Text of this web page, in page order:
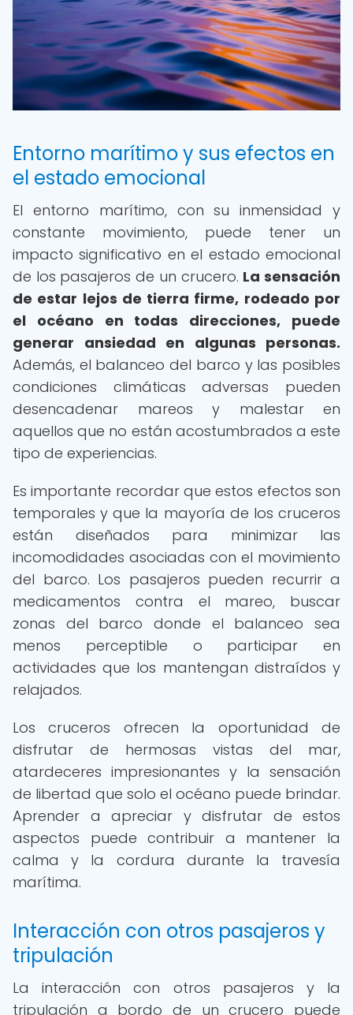
Entorno marítimo y sus efectos en
el estado emocional
El entorno marítimo, con su inmensidad y
constante movimiento, puede tener un
impacto significativo en el estado emocional
de los pasajeros de un crucero. La sensación
de estar lejos de tierra firme, rodeado por
el océano en todas direcciones, puede
generar ansiedad en algunas personas.
Además, el balanceo del barco y las posibles
condiciones climáticas adversas pueden
desencadenar mareos y malestar en
aquellos que no están acostumbrados a este
tipo de experiencias.
Es importante recordar que estos efectos son
temporales y que la mayoría de los cruceros
están diseñados para minimizar las
incomodidades asociadas con el movimiento
del barco. Los pasajeros pueden recurrir a
medicamentos contra el mareo, buscar
zonas del barco donde el balanceo sea
menos perceptible o participar en
actividades que los mantengan distraídos y
relajados.
Los cruceros ofrecen la oportunidad de
disfrutar de hermosas vistas del mar,
atardeceres impresionantes y la sensación
de libertad que solo el océano puede brindar.
Aprender a apreciar y disfrutar de estos
aspectos puede contribuir a mantener la
calma y la cordura durante la travesía
marítima.
Interacción con otros pasajeros y
tripulación
La interacción con otros pasajeros y la
tripulación a bordo de un crucero puede